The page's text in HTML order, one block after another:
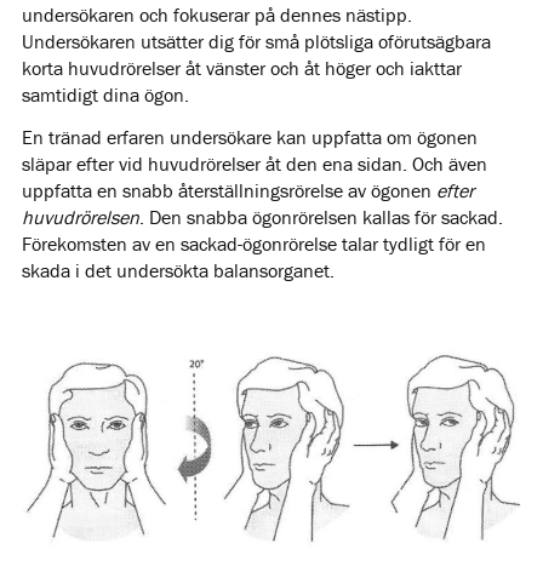
undersökaren och fokuserar på dennes nästipp.
Undersökaren utsätter dig för små plötsliga oförutsägbara
korta huvudrörelser åt vänster och åt höger och iakttar
samtidigt dina ögon.
En tränad erfaren undersökare kan uppfatta om ögonen
släpar efter vid huvudrörelser åt den ena sidan. Och även
uppfatta en snabb återställningsrörelse av ögonen efter
huvudrörelsen. Den snabba ögonrörelsen kallas för sackad.
Förekomsten av en sackad-ögonrörelse talar tydligt för en
skada i det undersökta balansorganet.